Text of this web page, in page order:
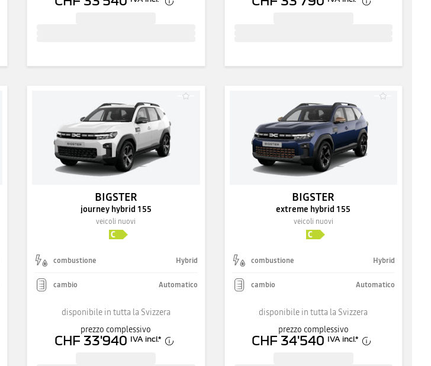
BIGSTER
journey hybrid 155
veicoli nuovi
combustione Hybrid
cambio Automatico
disponibile in tutta la Svizzera
prezzo complessivo
CHF 33'940 IVA incl.*
BIGSTER
extreme hybrid 155
veicoli nuovi
combustione Hybrid
cambio Automatico
disponibile in tutta la Svizzera
prezzo complessivo
CHF 34'540 IVA incl.*